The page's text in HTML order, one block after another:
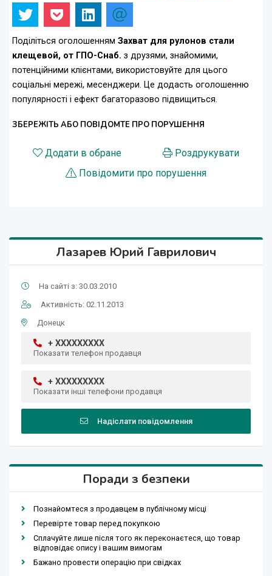
Поділіться оголошенням Захват для рулонов стали
клещевой, от ГПО-Снаб. з друзями, знайомими,
потенційними клієнтами, використовуйте для цього
соціальні мережі, месенджери. Це додасть оголошенню
популярності і ефект багаторазово підвищиться.
ЗБЕРЕЖІТЬ АБО ПОВІДОМТЕ ПРО ПОРУШЕННЯ
Додати в обране
Роздрукувати
Повідомити про порушення
Лазарев Юрий Гаврилович
На сайті з: 30.03.2010
Активність: 02.11.2013
Донецк
+ XXXXXXXXX
Показати телефон продавця
+ XXXXXXXXX
Показати інші телефони продавця
Надіслати повідомлення
Поради з безпеки
Познайомтеся з продавцем в публічному місці
Перевірте товар перед покупкою
Сплачуйте лише після того як переконаєтеся, що товар
відповідає опису і вашим вимогам
Бажано провести операцію при свідках